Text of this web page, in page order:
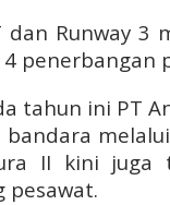
dan Runway
penerbangan
tahun ini PT
bandara
II kini juga
pesawat.